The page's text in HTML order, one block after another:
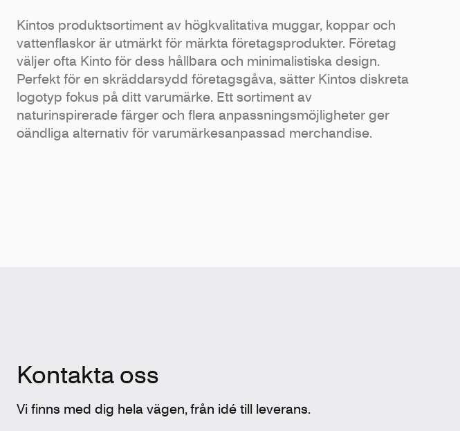
Kintos produktsortiment av högkvalitativa muggar, koppar och
vattenflaskor är utmärkt för märkta företagsprodukter. Företag
väljer ofta Kinto för dess hållbara och minimalistiska design.
Perfekt för en skräddarsydd företagsgåva, sätter Kintos diskreta
logotyp fokus på ditt varumärke. Ett sortiment av
naturinspirerade färger och flera anpassningsmöjligheter ger
oändliga alternativ för varumärkesanpassad merchandise.
Kontakta oss
Vi finns med dig hela vägen, från idé till leverans.